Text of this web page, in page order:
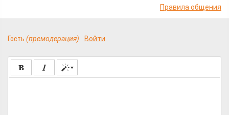
Правила общения
Гость (премодерация) Войти